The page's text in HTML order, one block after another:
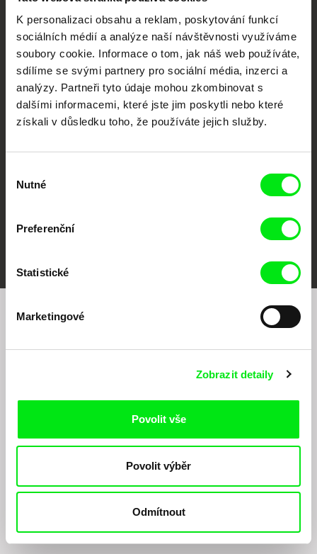
K personalizaci obsahu a reklam, poskytování funkcí
sociálních médií a analýze naší návštěvnosti využíváme
soubory cookie. Informace o tom, jak náš web používáte,
sdílíme se svými partnery pro sociální média, inzerci a
analýzy. Partneři tyto údaje mohou zkombinovat s
dalšími informacemi, které jste jim poskytli nebo které
získali v důsledku toho, že používáte jejich služby.
souhlasu
Nutné
Preferenční
Statistické
Marketingové
Zobrazit detaily
Povolit vše
Povolit výběr
Odmítnout
CPH:DOX Doclisboa
Millennium Docs
Against Gravity
DOK Leipzig
Chcete být pravidelně informováni o našem
elektronickými prostředky a souvisejícím zpracováním osobních údajů pro účely
Zásady zpracování osobních údajů, textu rozumím a souhlasím s ním, přičemž